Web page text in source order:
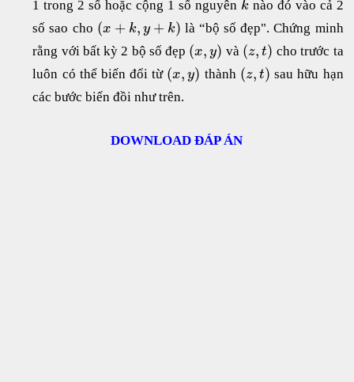
1 trong 2 số hoặc cộng 1 số nguyên k nào đó vào cả 2
số sao cho (x + k, y + k) là “bộ số đẹp". Chứng minh
rằng với bất kỳ 2 bộ số đẹp (x, y) và (z, t) cho trước ta
luôn có thể biến đổi từ (x, y) thành (z, t) sau hữu hạn
các bước biến đồi như trên.
DOWNLOAD ĐÁP ÁN